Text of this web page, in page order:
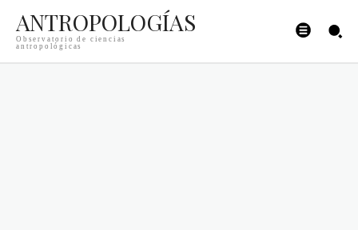
ANTROPOLOGÍAS
Observatorio de ciencias
antropológicas